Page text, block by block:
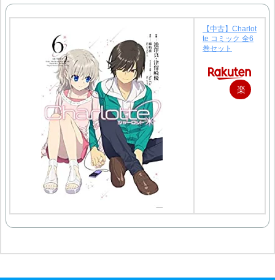
【中古】Charlot
te コミック 全6
巻セット
楽